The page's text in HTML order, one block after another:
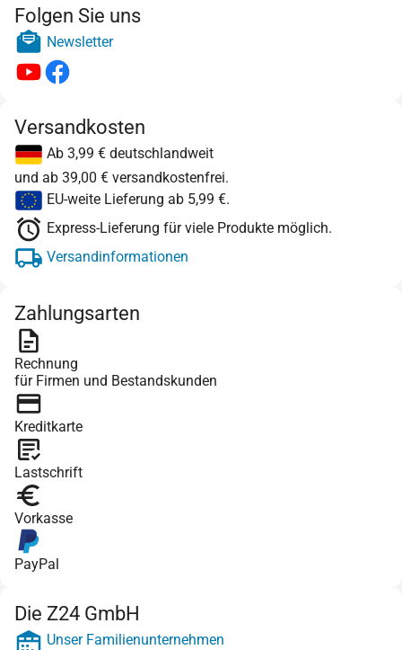
Folgen Sie uns
Newsletter
Versandkosten
Ab 3,99 € deutschlandweit
und ab 39,00 € versandkostenfrei.
EU-weite Lieferung ab 5,99 €.
Express-Lieferung für viele Produkte möglich.
Versandinformationen
Zahlungsarten
Rechnung
für Firmen und Bestandskunden
Kreditkarte
Lastschrift
Vorkasse
PayPal
Die Z24 GmbH
Unser Familienunternehmen